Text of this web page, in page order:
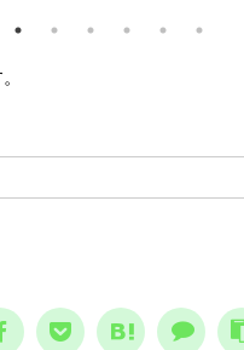
ムスは日常の一部でした。
すると怖れ、その恐怖と不
けれどもそこには、人
しむ、奇妙な空気も存在し
ラダムスが日本 ...